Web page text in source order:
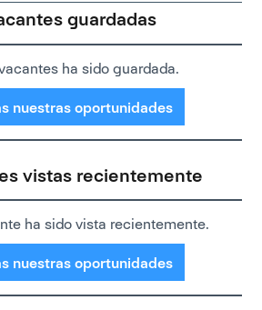
guardadas
ha sido guardada.
nuestras oportunidades
vistas recientemente
ha sido vista recientemente.
nuestras oportunidades